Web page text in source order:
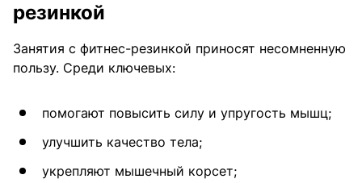
резинкой
Занятия с фитнес-резинкой приносят несомненную
пользу. Среди ключевых:
помогают повысить силу и упругость мышц;
улучшить качество тела;
укрепляют мышечный корсет;